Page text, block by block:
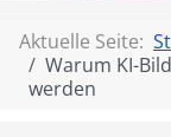
Aktuelle Seite:
Warum KI-
werden